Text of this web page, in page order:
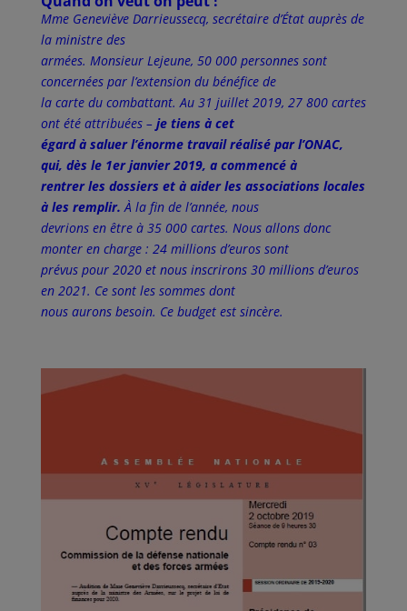
Mme Geneviève Darrieussecq, secrétaire d’État auprès de
la ministre des
armées. Monsieur Lejeune, 50 000 personnes sont
concernées par l’extension du bénéfice de
la carte du combattant. Au 31 juillet 2019, 27 800 cartes
ont été attribuées – je tiens à cet
égard à saluer l’énorme travail réalisé par l’ONAC,
qui, dès le 1er janvier 2019, a commencé à
rentrer les dossiers et à aider les associations locales
à les remplir. À la fin de l’année, nous
devrions en être à 35 000 cartes. Nous allons donc
monter en charge : 24 millions d’euros sont
prévus pour 2020 et nous inscrirons 30 millions d’euros
en 2021. Ce sont les sommes dont
nous aurons besoin. Ce budget est sincère.